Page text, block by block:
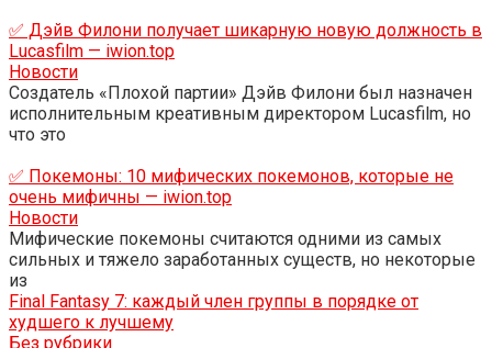
✅ Дэйв Филони получает шикарную новую должность в
Lucasfilm — iwion.top
Новости
Создатель «Плохой партии» Дэйв Филони был назначен
исполнительным креативным директором Lucasfilm, но
что это
✅ Покемоны: 10 мифических покемонов, которые не
очень мифичны — iwion.top
Новости
Мифические покемоны считаются одними из самых
сильных и тяжело заработанных существ, но некоторые
из
Final Fantasy 7: каждый член группы в порядке от
худшего к лучшему
Без рубрики